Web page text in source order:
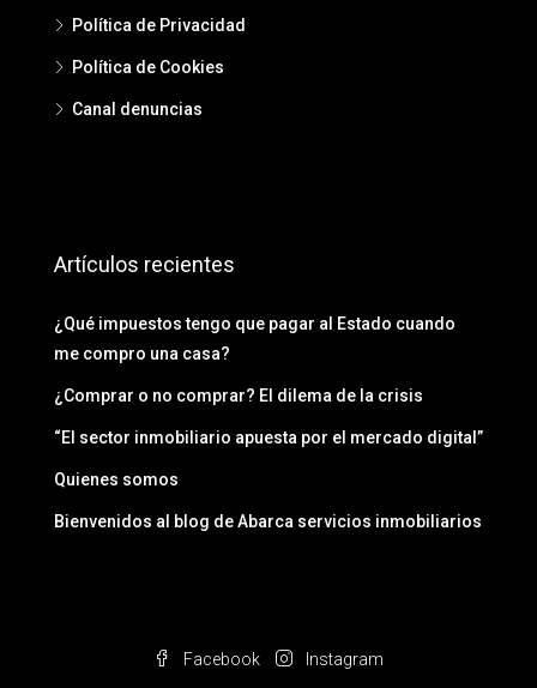
Política de Privacidad
Política de Cookies
Canal denuncias
Artículos recientes
¿Qué impuestos tengo que pagar al Estado cuando
me compro una casa?
¿Comprar o no comprar? El dilema de la crisis
“El sector inmobiliario apuesta por el mercado digital”
Quienes somos
Bienvenidos al blog de Abarca servicios inmobiliarios
Facebook Instagram